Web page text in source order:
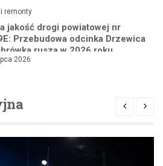
i remonty
jakość drogi powiatowej nr
Przebudowa odcinka Drzewica
rusza w 2026 roku
2026